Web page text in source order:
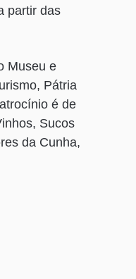
partir das
Museu e
Pátria
é de
Sucos
da Cunha,